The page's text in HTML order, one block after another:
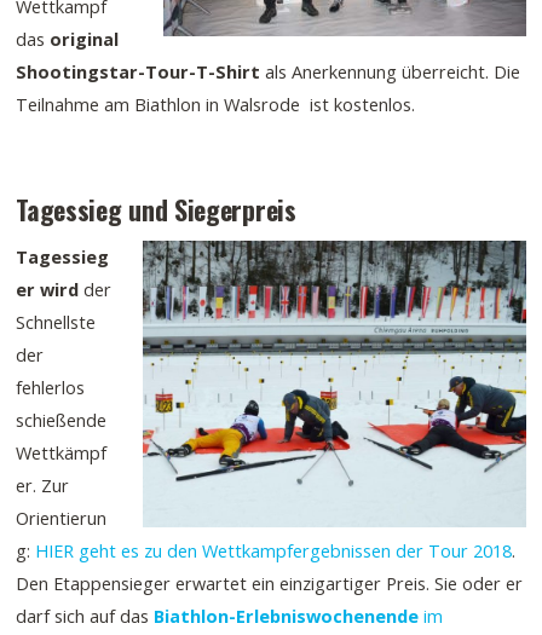
Wettkampf
das original
Shootingstar-Tour-T-Shirt als Anerkennung überreicht. Die
Teilnahme am Biathlon in Walsrode ist kostenlos.
Tagessieg und Siegerpreis
Tagessieg
er wird der
Schnellste
der
fehlerlos
schießende
Wettkämpf
er. Zur
Orientierun
g: HIER geht es zu den Wettkampfergebnissen der Tour 2018.
Den Etappensieger erwartet ein einzigartiger Preis. Sie oder er
darf sich auf das Biathlon-Erlebniswochenende im